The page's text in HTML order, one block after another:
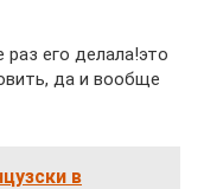
его делала!это
да и вообще
в